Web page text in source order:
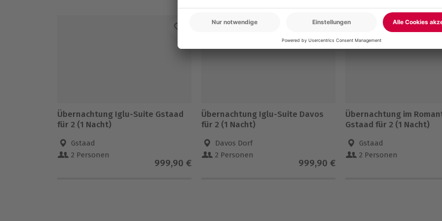
Kosten sind vor Ort zu begleichen)
Übernachtung Iglu-Suite Gstaad
für 2 (1 Nacht)
Gstaad
2 Personen
999,90 €
Übernachtung Iglu-Suite Davos
für 2 (1 Nacht)
Davos Dorf
2 Personen
999,90 €
Übernachtung im
Gstaad für 2 (1 Nacht)
Gstaad
2 Personen